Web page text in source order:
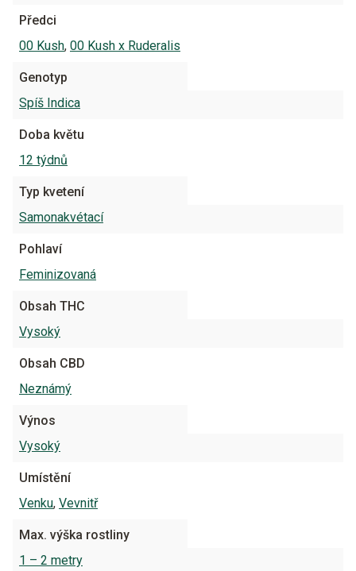
Předci
00 Kush, 00 Kush x Ruderalis
Genotyp
Spíš Indica
Doba květu
12 týdnů
Typ kvetení
Samonakvétací
Pohlaví
Feminizovaná
Obsah THC
Vysoký
Obsah CBD
Neznámý
Výnos
Vysoký
Umístění
Venku, Vevnitř
Max. výška rostliny
1 – 2 metry